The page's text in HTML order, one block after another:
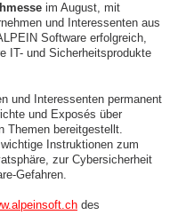
im August, mit
und Interessenten aus
Software erfolgreich,
IT- und Sicherheitsprodukte
und Interessenten permanent
und Exposés über
Themen bereitgestellt.
Instruktionen zum
zur Cybersicherheit
Gefahren.
des